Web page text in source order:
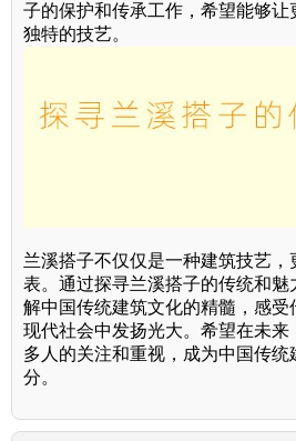
子的保护和传承工作，希望能够让
独特的技艺。
兰溪搭子不仅仅是一种建筑技艺
表。通过探寻兰溪搭子的传统和魅
解中国传统建筑文化的精髓，感受
现代社会中发扬光大。希望在未来
多人的关注和重视，成为中国传
分。